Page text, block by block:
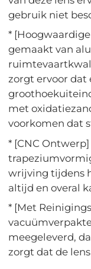
gebruik niet
*
gemaakt van
zorgt ervoor dat
met
voorkomen dat
* [CNC
wrijving tijdens
altijd en overal
* [Met
meegeleverd,
zorgt dat de